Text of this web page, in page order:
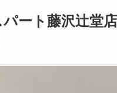
ート藤沢辻堂